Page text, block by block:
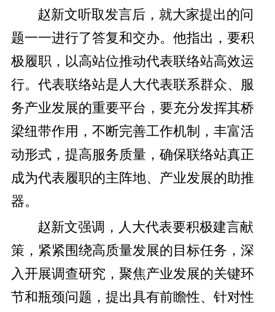
赵新文听取发言后，就大家提出的问
题一一进行了答复和交办。他指出，要积
极履职，以高站位推动代表联络站高效运
行。代表联络站是人大代表联系群众、服
务产业发展的重要平台，要充分发挥其桥
梁纽带作用，不断完善工作机制，丰富活
动形式，提高服务质量，确保联络站真正
成为代表履职的主阵地、产业发展的助推
器。
赵新文强调，人大代表要积极建言献
策，紧紧围绕高质量发展的目标任务，深
入开展调查研究，聚焦产业发展的关键环
节和瓶颈问题，提出具有前瞻性、针对性